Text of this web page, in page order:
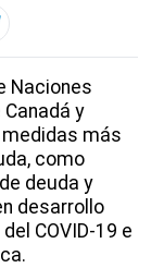
Naciones
y
más
como
deuda y
desarrollo
COVID-19 e